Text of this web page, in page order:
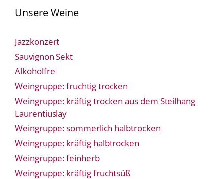
Unsere Weine
Jazzkonzert
Sauvignon Sekt
Alkoholfrei
Weingruppe: fruchtig trocken
Weingruppe: kräftig trocken aus dem Steilhang
Laurentiuslay
Weingruppe: sommerlich halbtrocken
Weingruppe: kräftig halbtrocken
Weingruppe: feinherb
Weingruppe: kräftig fruchtsüß